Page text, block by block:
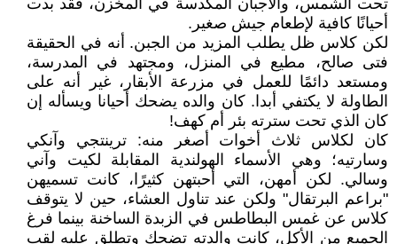
تحت الشمس، والأجبان المكدسة في المخزن، فقد بدت
أحيانًا كافية لإطعام جيش صغير.
لكن كلاس ظل يطلب المزيد من الجبن. أنه في الحقيقة
فتى صالح، مطيع في المنزل، ومجتهد في المدرسة،
ومستعد دائمًا للعمل في مزرعة الأبقار، غير أنه على
الطاولة لا يكتفي أبدا. كان والده يضحك أحيانا ويسأله إن
كان الذي تحت سترته بئر أم كهف!
كان لكلاس ثلاث أخوات أصغر منه: ترينتجي وآنكي
وسارتيه؛ وهي الأسماء الهولندية المقابلة لكيت وآني
وسالي. لكن أمهن، التي أحبتهن كثيرًا، كانت تسميهن
"براعم البرتقال" ولكن عند تناول العشاء، حين لا يتوقف
كلاس عن غمس البطاطس في الزبدة الساخنة بينما فرغ
الجميع من الأكل، كانت والدته تضحك وتطلق عليه لقب